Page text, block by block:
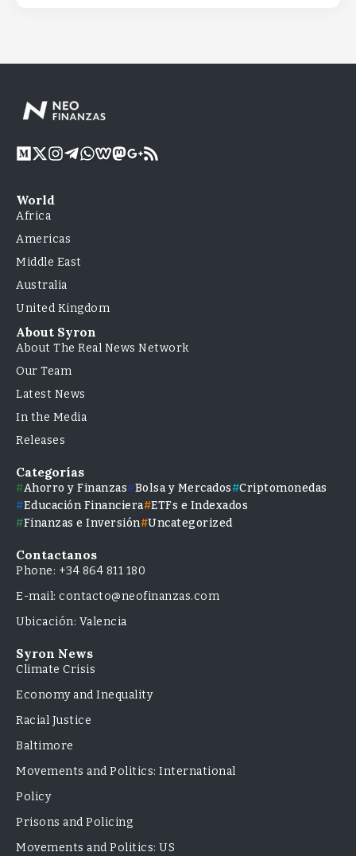
World
Africa
Americas
Middle East
Australia
United Kingdom
About Syron
About The Real News Network
Our Team
Latest News
In the Media
Releases
Categorías
Ahorro y Finanzas Bolsa y Mercados
Criptomonedas
Educación Financiera ETFs e Indexados
Finanzas e Inversión Uncategorized
Contactanos
Phone: +34 864 811 180
E-mail: contacto@neofinanzas.com
Ubicación: Valencia
Syron News
Climate Crisis
Economy and Inequality
Racial Justice
Baltimore
Movements and Politics: International
Policy
Prisons and Policing
Movements and Politics: US